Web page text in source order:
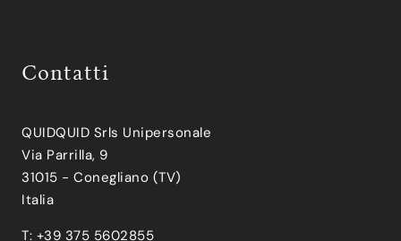
Contatti
QUIDQUID Srls Unipersonale
Via Parrilla, 9
31015 - Conegliano (TV)
Italia
T: +39 375 5602855